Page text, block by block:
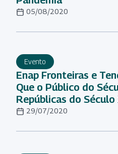
05/08/2020
Evento
Enap Fronteiras e
Que o Público do
Repúblicas do Século
29/07/2020